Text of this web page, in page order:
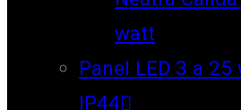
watt
Panel LED 3 a 25
IP44